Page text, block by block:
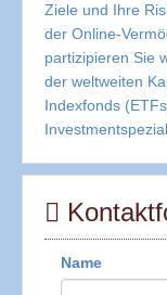
Ziele und Ihre
der Online-
partizipieren Sie
der weltweiten
Indexfonds
Name